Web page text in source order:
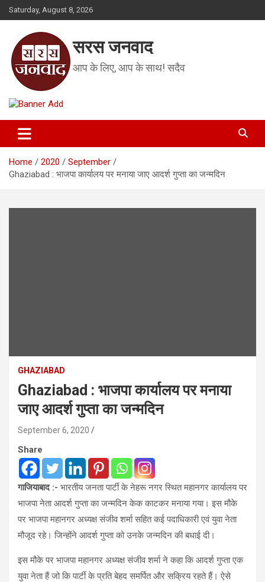
Skip
to
Saturday, August 8, 2026
सरस जनवाद
आप के लिए, आप के साथ! सदैव
Home 2020
September
Ghaziabad : भाजपा कार्यालय पर मनाया जाए आदर्श गुप्ता का जन्मदिन
GHAZIABAD
Ghaziabad : भाजपा कार्यालय पर मनाया
जाए आदर्श गुप्ता का जन्मदिन
September 6, 2020
Share
गाजियाबाद :- भारतीय जनता पार्टी के नेहरू नगर स्थित महानगर कार्यालय पर
भाजपा नेता आदर्श गुप्ता का जन्मदिन केक काटकर मनाया गया। इस मौके
पर भाजपा महानगर अध्यक्ष संजीव शर्मा सहित कई पदाधिकारी एवं युवा नेता
मौजूद रहे। जिन्होंने आदर्श गुप्ता को उनके जन्मदिन की बधाई दी।
इस मौके पर भाजपा महानगर अध्यक्ष संजीव शर्मा ने कहा कि आदर्श गुप्ता एक
युवा नेता हैं जो कि पार्टी के प्रति बेहद समर्पित और सक्रिय रहते हैं। ऐसे